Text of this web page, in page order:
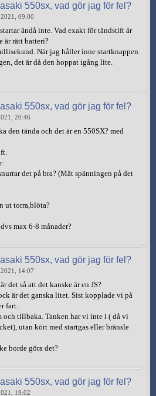
550sx, vad gör jag för fel?
09:00
ändå inte. Vad exakt för tändstift är
är rätt batteri?
När jag håller inne startknappen
det är då den hoppat igång lite.
550sx, vad gör jag för fel?
20:46
den tända och det är en 550SX? med
det på bra? (Mät spänningen på det
ut torra,blöta?
max 6-8 månader?
550sx, vad gör jag för fel?
14:07
det så att det kanske är en JS?
är det ganska litet. Sist kopplade vi på
fart.
och tillbaka. Tanken har vi inte i ( då vi
utan kört med startgas eller bränsle
borde göra det?
550sx, vad gör jag för fel?
19:02